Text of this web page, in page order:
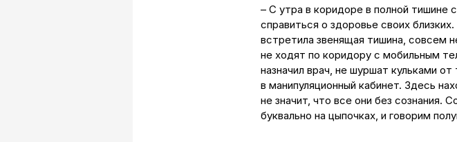
– С утра в коридоре в полной тишине
справиться о здоровье своих
встретила звенящая тишина, совсем
не ходят по коридору с мобильным
назначил врач, не шуршат кульками
в манипуляционный кабинет. Здесь
не значит, что все они без
буквально на цыпочках, и говорим